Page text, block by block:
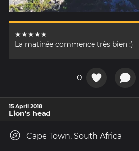
★★★★★
La matinée commence très bien :)
0
15 April 2018
Lion's head
Cape Town, South Africa